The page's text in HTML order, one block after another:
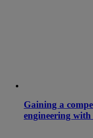
Gaining a
engineering